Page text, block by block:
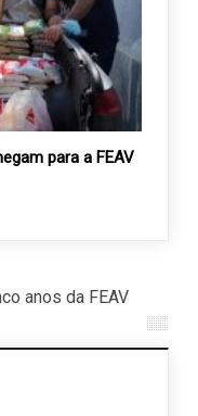
para a FEAV
anos da FEAV